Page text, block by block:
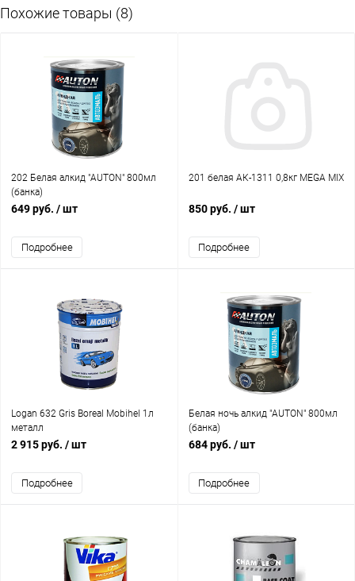
Похожие товары (8)
202 Белая алкид "AUTON" 800мл
(банка)
649 руб. / шт
Подробнее
201 белая АК-1311 0,8кг MEGA MIX
850 руб. / шт
Подробнее
Logan 632 Gris Boreal Mobihel 1л
металл
2 915 руб. / шт
Подробнее
Белая ночь алкид "AUTON" 800мл
(банка)
684 руб. / шт
Подробнее